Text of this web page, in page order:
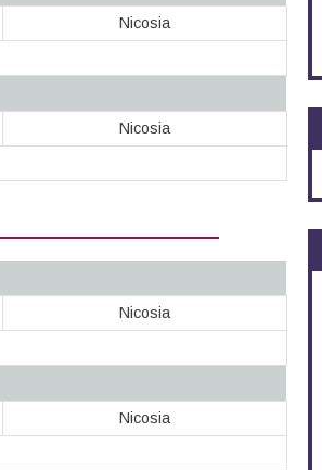
Nicosia
Nicosia
Nicosia
Nicosia